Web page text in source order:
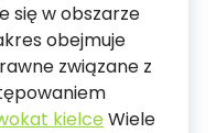
się w obszarze
obejmuje
związane z
kielceWiele